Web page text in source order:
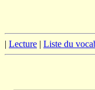
| Lecture | Liste du